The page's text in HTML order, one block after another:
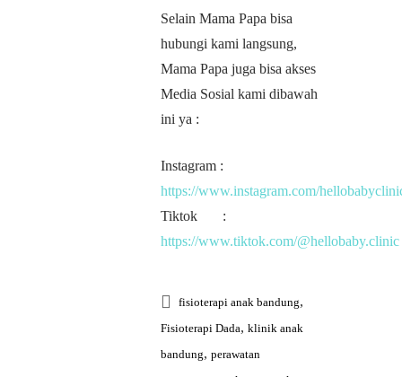
Selain Mama Papa bisa
hubungi kami langsung,
Mama Papa juga bisa akses
Media Sosial kami dibawah
ini ya :
Instagram :
https://www.instagram.com/
Tiktok :
https://www.tiktok.com/@hellobaby.clinic
fisioterapi anak bandung,
Fisioterapi Dada, klinik anak
bandung, perawatan